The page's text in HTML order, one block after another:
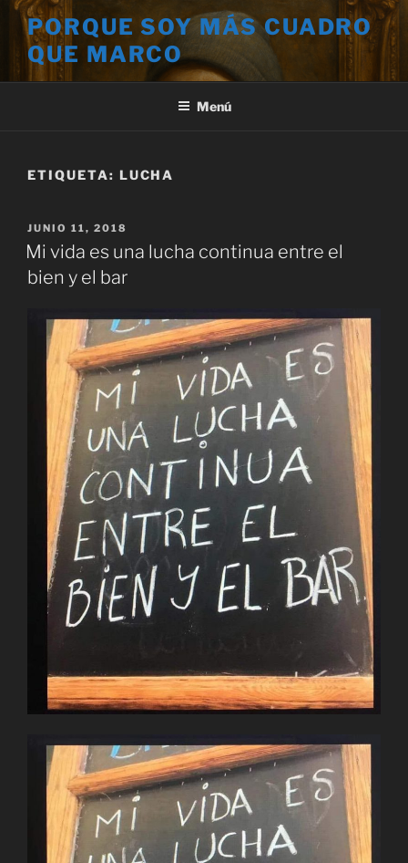
Saltar
contenido
PORQUE SOY MÁS CUADRO
QUE MARCO
Menú
ETIQUETA: LUCHA
PUBLICADO
EL
JUNIO 11, 2018
Mi vida es una lucha continua entre el
bien y el bar